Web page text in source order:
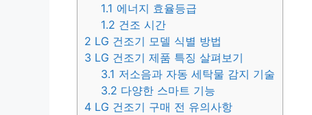
1.1 에너지 효율등급
1.2 건조 시간
2 LG 건조기 모델 식별 방법
3 LG 건조기 제품 특징 살펴보기
3.1 저소음과 자동 세탁물 감지 기술
3.2 다양한 스마트 기능
4 LG 건조기 구매 전 유의사항